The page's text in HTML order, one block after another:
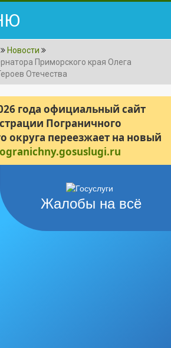
Новости
Приморского края Олега
Отечества
года официальный сайт
Пограничного
округа переезжает на новый
Жалобы на всё